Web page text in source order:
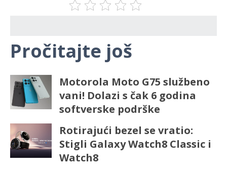
Pročitajte još
Motorola Moto G75 službeno
vani! Dolazi s čak 6 godina
softverske podrške
Rotirajući bezel se vratio:
Stigli Galaxy Watch8 Classic i
Watch8